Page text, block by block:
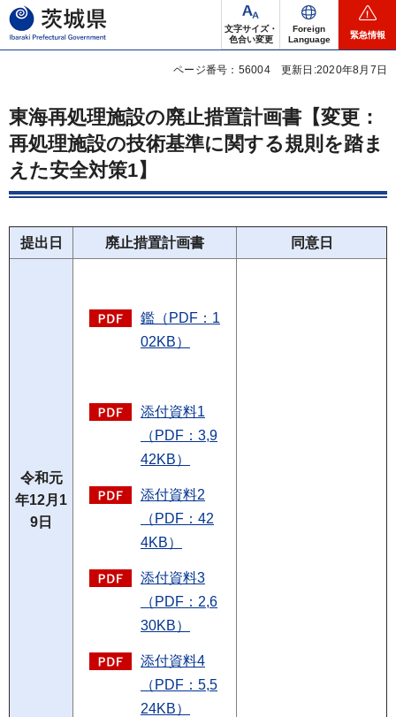
茨城県
文字サイズ・
色合い変更
Foreign
Language
緊急情報
ページ番号：56004 更新日:2020年8月7日
東海再処理施設の廃止措置計画書【変更：
再処理施設の技術基準に関する規則を踏ま
えた安全対策1】
提出日 廃止措置計画書 同意日
令和元
年12月1
9日
鑑（PDF：1
02KB）
添付資料1
（PDF：3,9
42KB）
添付資料2
（PDF：42
4KB）
添付資料3
（PDF：2,6
30KB）
添付資料4
（PDF：5,5
24KB）